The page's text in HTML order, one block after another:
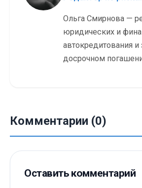
Ольга Смирнова —
юридических и
автокредитования и
досрочном
Комментарии (0)
Оставить комментарий